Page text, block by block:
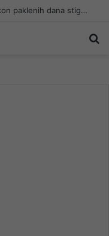
Mostar konačno dočekao kišu, nakon paklenih dana stiglo kratko osvježenje